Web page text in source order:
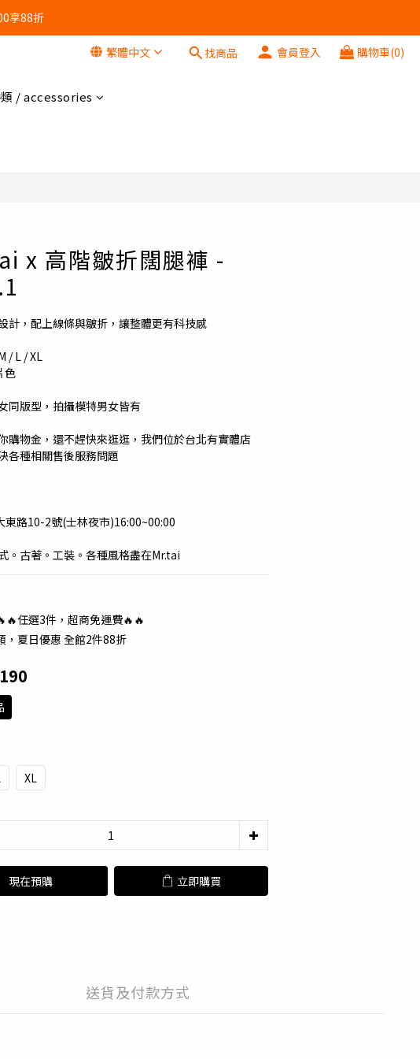
享88折
繁體中文 找商品 會員登入 購物車(0)
/ accessories
x 高階皺折闊腿褲 -
計，配上線條與皺折，讓整體更有科技感
/ L / XL
色
同版型，拍攝模特男女皆有
購物金，還不趕快來逛逛，我們位於台北有實體店
各種相關售後服務問題
東路10-2號(士林夜市)16:00~00:00
。古著。工裝。各種風格盡在Mr.tai
任選3件，超商免運費🔥🔥
，夏日優惠 全館2件88折
XL
現在預購 立即購買
送貨及付款方式
立即購買